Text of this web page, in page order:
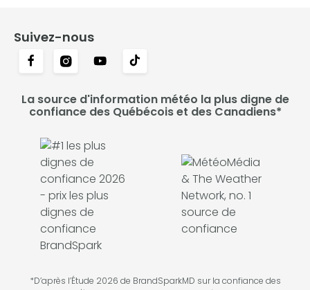
Suivez-nous
La source d'information météo la plus digne de
confiance des Québécois et des Canadiens*
*D’après l’Étude 2026 de BrandSparkMD sur la confiance des